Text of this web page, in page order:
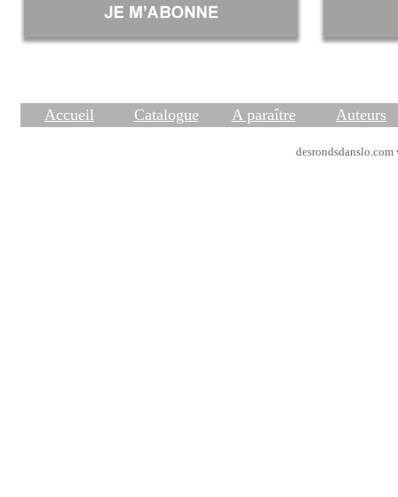
Accueil Catalogue A paraître Auteurs